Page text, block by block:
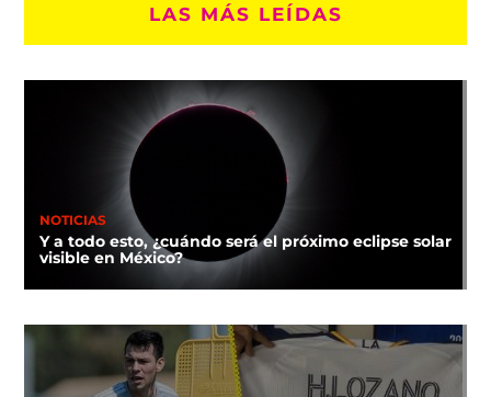
LAS MÁS LEÍDAS
NOTICIAS
Y a todo esto, ¿cuándo será el próximo eclipse solar
visible en México?